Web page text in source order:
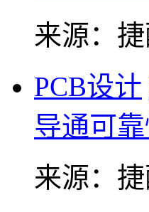
来源：
PCB设计
导通可
来源：